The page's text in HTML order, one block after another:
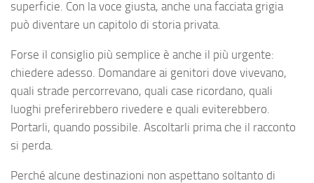
superficie. Con la voce giusta, anche una facciata grigia
può diventare un capitolo di storia privata.
Forse il consiglio più semplice è anche il più urgente:
chiedere adesso. Domandare ai genitori dove vivevano,
quali strade percorrevano, quali case ricordano, quali
luoghi preferirebbero rivedere e quali eviterebbero.
Portarli, quando possibile. Ascoltarli prima che il racconto
si perda.
Perché alcune destinazioni non aspettano soltanto di